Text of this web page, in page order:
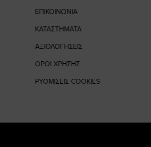
ΕΠΙΚΟΙΝΩΝΙΑ
ΚΑΤΑΣΤΗΜΑΤΑ
ΑΞΙΟΛΟΓΗΣΕΙΣ
ΟΡΟΙ ΧΡΗΣΗΣ
ΡΥΘΜΙΣΕΙΣ COOKIES